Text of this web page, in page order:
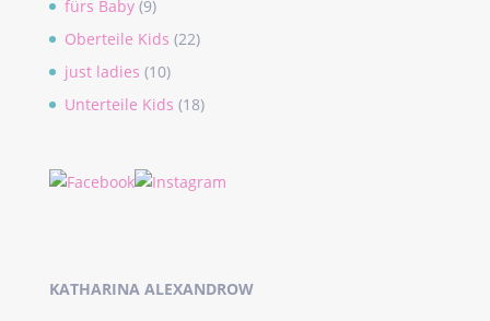
fürs Baby (9)
Oberteile Kids (22)
just ladies (10)
Unterteile Kids (18)
KATHARINA ALEXANDROW